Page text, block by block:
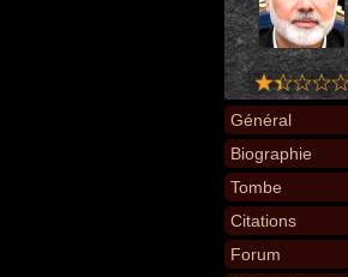
Général
Biographie
Tombe
Citations
Forum